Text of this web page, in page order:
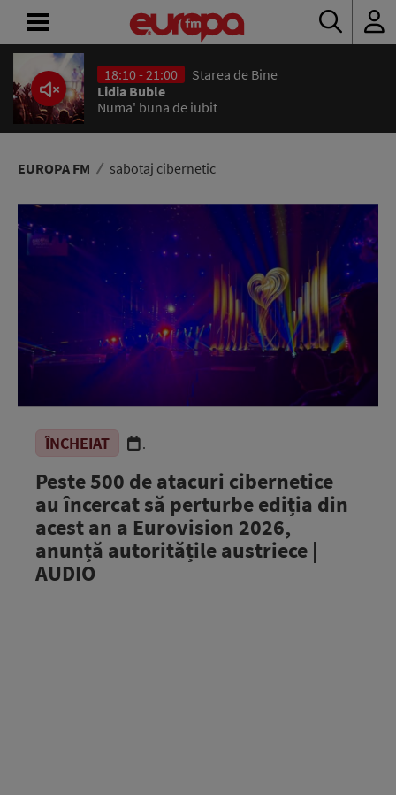
18:10 - 21:00
Starea de Bine
Lidia Buble
Numa' buna de iubit
EUROPA FM sabotaj cibernetic
ÎNCHEIAT .
Peste 500 de atacuri cibernetice
au încercat să perturbe ediția din
acest an a Eurovision 2026,
anunță autoritățile austriece |
AUDIO
ACASĂ
ȘTIRI
RADIO
CONCURSURI
PODCAST